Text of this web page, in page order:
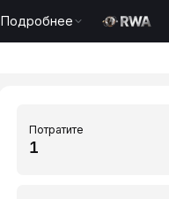
Подробнее
Потратите